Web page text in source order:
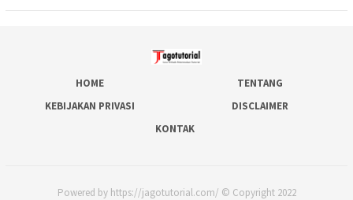
HOME
TENTANG
KEBIJAKAN PRIVASI
DISCLAIMER
KONTAK
Powered by https://jagotutorial.com/ © Copyright 2022